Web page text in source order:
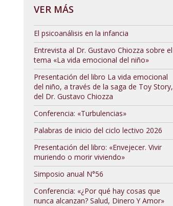
VER MÁS
El psicoanálisis en la infancia
Entrevista al Dr. Gustavo Chiozza sobre el
tema «La vida emocional del niño»
Presentación del libro La vida emocional
del niño, a través de la saga de Toy Story,
del Dr. Gustavo Chiozza
Conferencia: «Turbulencias»
Palabras de inicio del ciclo lectivo 2026
Presentación del libro: «Envejecer. Vivir
muriendo o morir viviendo»
Simposio anual N°56
Conferencia: «¿Por qué hay cosas que
nunca alcanzan? Salud, Dinero Y Amor»